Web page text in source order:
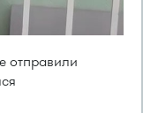
отправили